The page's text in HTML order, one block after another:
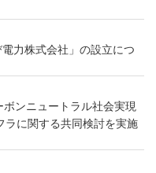
力株式会社」の設立につ
ンニュートラル社会実現
ラに関する共同検討を実施